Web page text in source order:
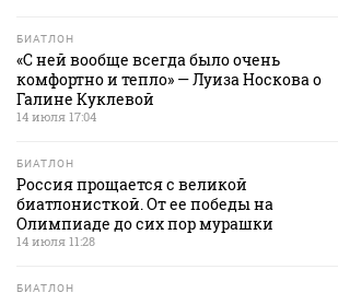
БИАТЛОН
«С ней вообще всегда было очень
комфортно и тепло» — Луиза Носкова о
Галине Куклевой
14 июля 17:04
БИАТЛОН
Россия прощается с великой
биатлонисткой. От ее победы на
Олимпиаде до сих пор мурашки
14 июля 11:28
БИАТЛОН